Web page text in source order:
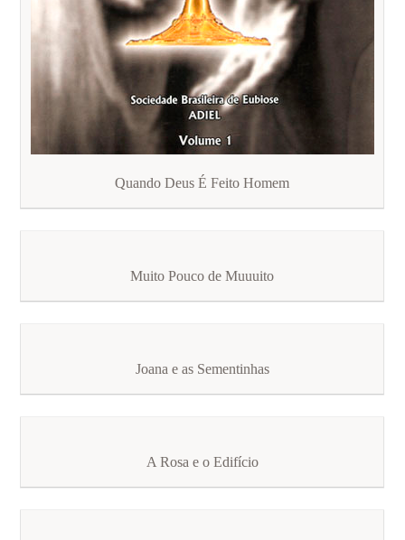
Quando Deus É Feito Homem
Muito Pouco de Muuuito
Joana e as Sementinhas
A Rosa e o Edifício